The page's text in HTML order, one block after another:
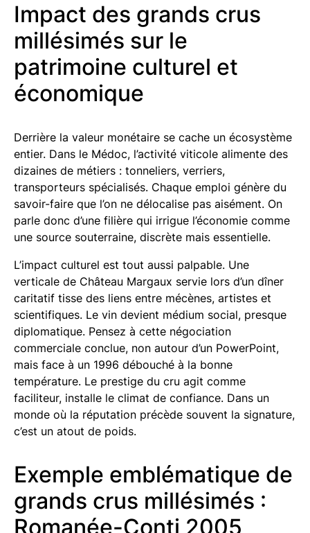
Impact des grands crus
millésimés sur le
patrimoine culturel et
économique
Derrière la valeur monétaire se cache un écosystème
entier. Dans le Médoc, l’activité viticole alimente des
dizaines de métiers : tonneliers, verriers,
transporteurs spécialisés. Chaque emploi génère du
savoir-faire que l’on ne délocalise pas aisément. On
parle donc d’une filière qui irrigue l’économie comme
une source souterraine, discrète mais essentielle.
L’impact culturel est tout aussi palpable. Une
verticale de Château Margaux servie lors d’un dîner
caritatif tisse des liens entre mécènes, artistes et
scientifiques. Le vin devient médium social, presque
diplomatique. Pensez à cette négociation
commerciale conclue, non autour d’un PowerPoint,
mais face à un 1996 débouché à la bonne
température. Le prestige du cru agit comme
faciliteur, installe le climat de confiance. Dans un
monde où la réputation précède souvent la signature,
c’est un atout de poids.
Exemple emblématique de
grands crus millésimés :
Romanée-Conti 2005